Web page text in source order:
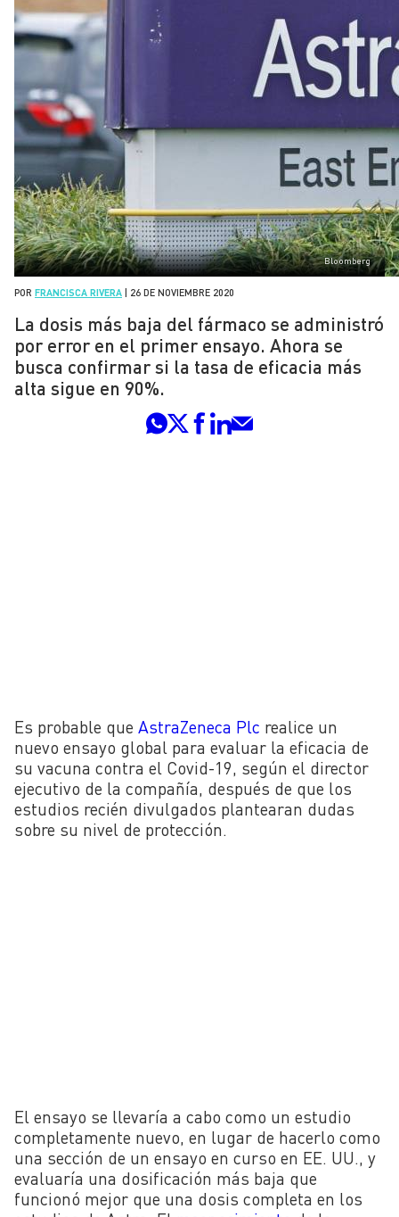
Bloomberg
POR FRANCISCA RIVERA 26 DE NOVIEMBRE 2020
La dosis más baja del fármaco se administró
por error en el primer ensayo. Ahora se
busca confirmar si la tasa de eficacia más
alta sigue en 90%.
Es probable que AstraZeneca Plc realice un
nuevo ensayo global para evaluar la eficacia de
su vacuna contra el Covid-19, según el director
ejecutivo de la compañía, después de que los
estudios recién divulgados plantearan dudas
sobre su nivel de protección.
El ensayo se llevaría a cabo como un estudio
completamente nuevo, en lugar de hacerlo como
una sección de un ensayo en curso en EE. UU., y
evaluaría una dosificación más baja que
funcionó mejor que una dosis completa en los